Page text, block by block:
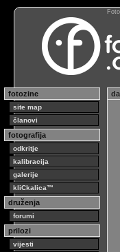
fotozine
site map
članovi
fotografija
odkritje
kalibracija
galerije
kliCkalica™
druženja
forumi
prilozi
vijesti